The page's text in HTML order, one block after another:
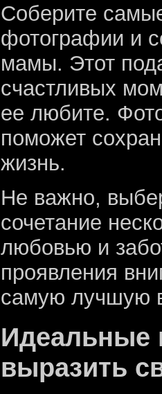
Соберите
фотографии и
мамы. Этот
счастливых
ее любите.
поможет
жизнь.
Не важно,
сочетание
любовью и
проявления
самую лучшую
Идеальные
выразить